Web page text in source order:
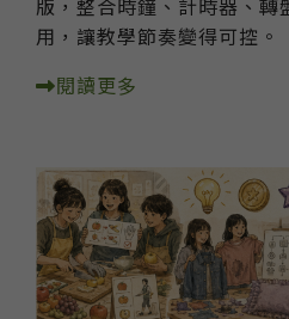
版，整合時鐘、計時器、轉
用，讓教學節奏變得可控。
閱讀更多